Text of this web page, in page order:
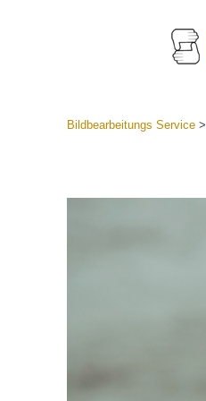
Bildbearbeitungs Service>